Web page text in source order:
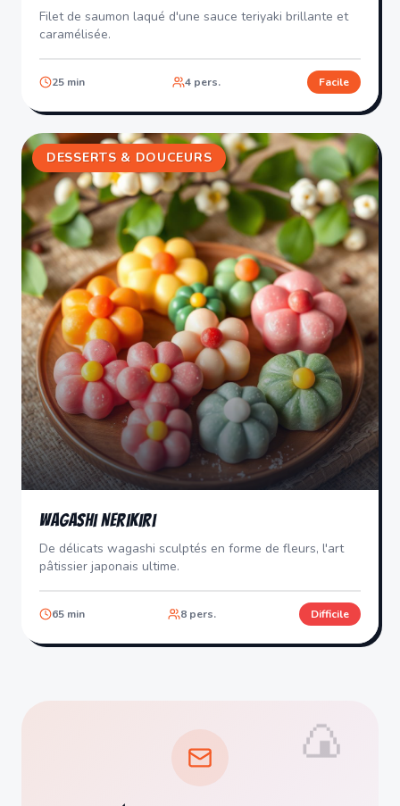
Filet de saumon laqué d'une sauce teriyaki brillante et
caramélisée.
25 min 4pers. Facile
DESSERTS & DOUCEURS
Wagashi Nerikiri
De délicats wagashi sculptés en forme de fleurs, l'art
pâtissier japonais ultime.
65 min 8 pers. Difficile
🍙